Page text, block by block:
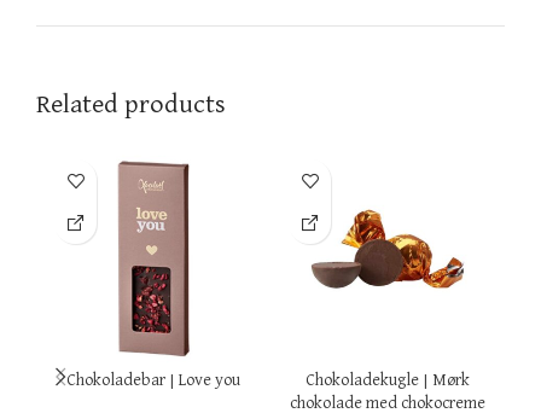
Related products
Chokoladebar | Love you
Chokoladekugle | Mørk
chokolade med chokocreme